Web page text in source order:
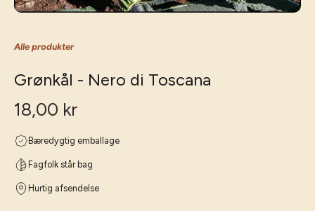
Alle produkter
Grønkål - Nero di Toscana
18,00 kr
Bæredygtig emballage
Fagfolk står bag
Hurtig afsendelse